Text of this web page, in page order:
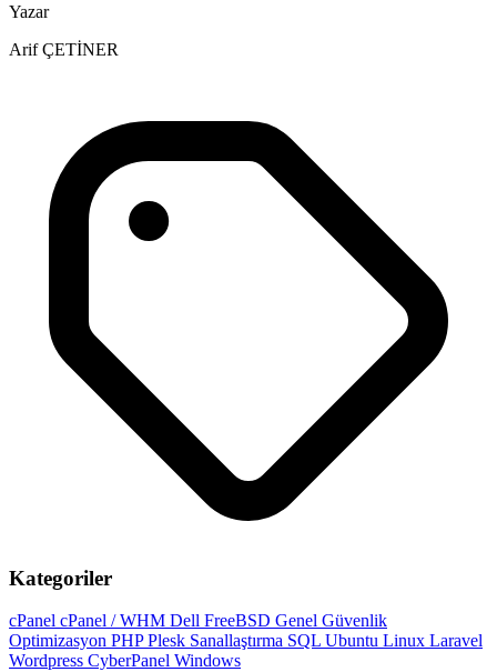
Yazar
Arif ÇETİNER
Kategoriler
cPanel cPanel / WHM Dell FreeBSD Genel Güvenlik
Optimizasyon PHPPlesk Sanallaştırma SQL Ubuntu Linux Laravel
Wordpress CyberPanel Windows